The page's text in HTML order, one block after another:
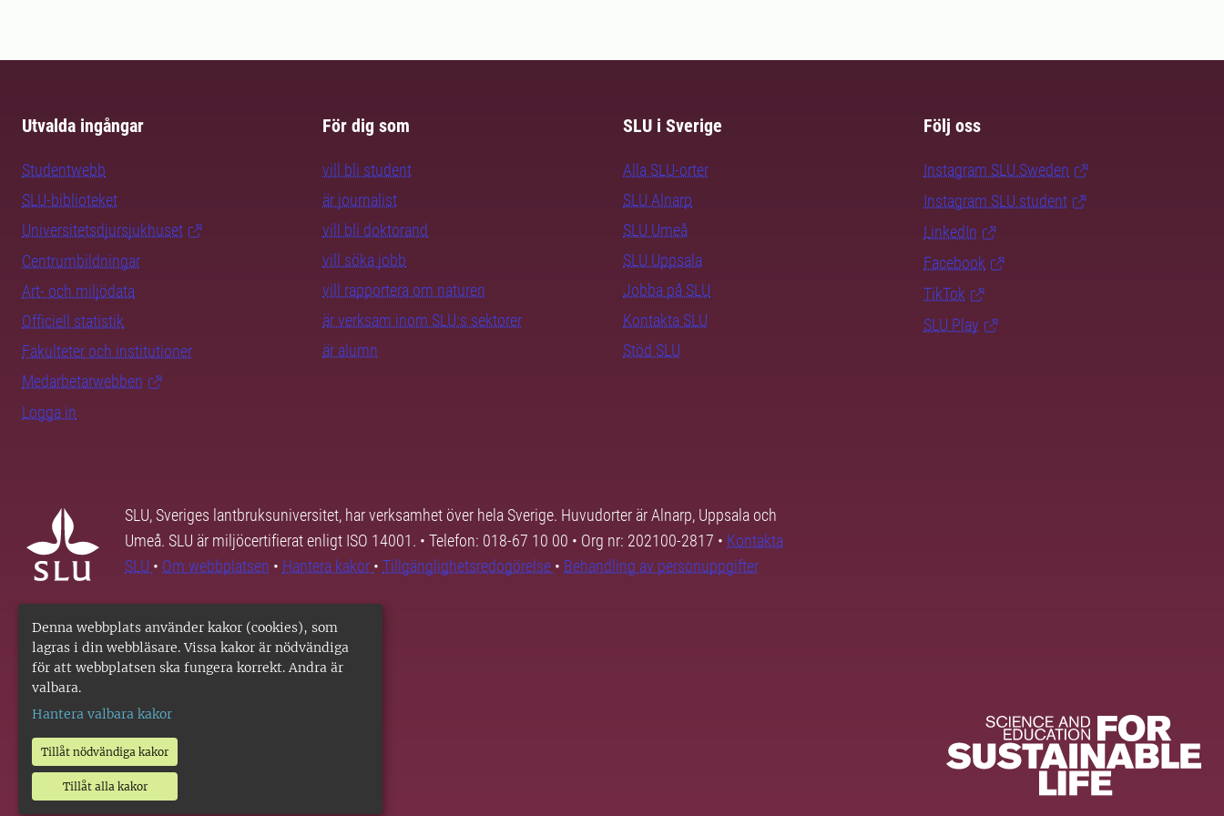
Denna webbplats använder kakor (cookies), som
lagras i din webbläsare. Vissa kakor är nödvändiga
för att webbplatsen ska fungera korrekt. Andra är
valbara.
Hantera valbara kakor
Tillåt nödvändiga kakor
Tillåt alla kakor
Utvalda ingångar
Studentwebb
SLU-biblioteket
Universitetsdjursjukhuset
Centrumbildningar
Art- och miljödata
Officiell statistik
Fakulteter och institutioner
Medarbetarwebben
Logga in
För dig som
vill bli student
är journalist
vill bli doktorand
vill söka jobb
vill rapportera om naturen
är verksam inom SLU:s sektorer
är alumn
SLU i Sverige
Alla SLU-orter
SLU Alnarp
SLU Umeå
SLU Uppsala
Jobba på SLU
Kontakta SLU
Stöd SLU
Följ oss
Instagram SLU.Sweden
Instagram SLU.student
LinkedIn
Facebook
TikTok
SLU Play
SLU, Sveriges lantbruksuniversitet, har verksamhet över hela Sverige. Huvudorter är Alnarp, Uppsala och
Umeå. SLU är miljöcertifierat enligt ISO 14001. • Telefon: 018-67 10 00 • Org nr: 202100-2817 • Kontakta
SLU • Om webbplatsen • Hantera kakor • Tillgänglighetsredogörelse • Behandling av personuppgifter